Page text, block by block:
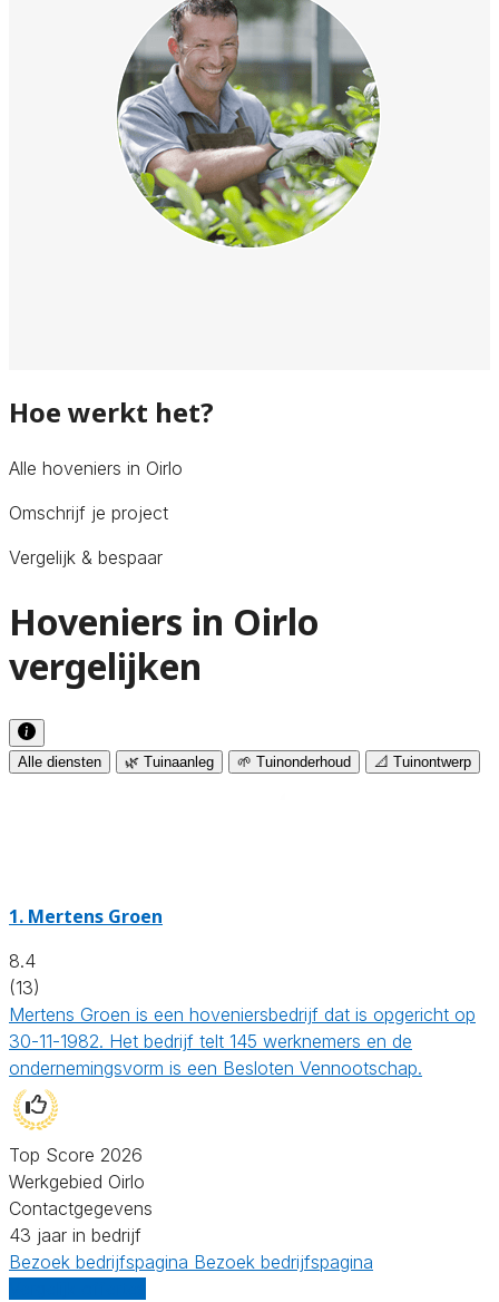
Hoe werkt het?
Alle hoveniers in Oirlo
Omschrijf je project
Vergelijk & bespaar
Hoveniers in Oirlo
vergelijken
Alle diensten 🌿 Tuinaanleg 🌱 Tuinonderhoud 📐 Tuinontwerp
1. Mertens Groen
8.4
(13)
Mertens Groen is een hoveniersbedrijf dat is opgericht op
30-11-1982. Het bedrijf telt 145 werknemers en de
ondernemingsvorm is een Besloten Vennootschap.
Top Score 2026
Werkgebied Oirlo
Contactgegevens
43 jaar in bedrijf
Bezoek bedrijfspagina Bezoek bedrijfspagina